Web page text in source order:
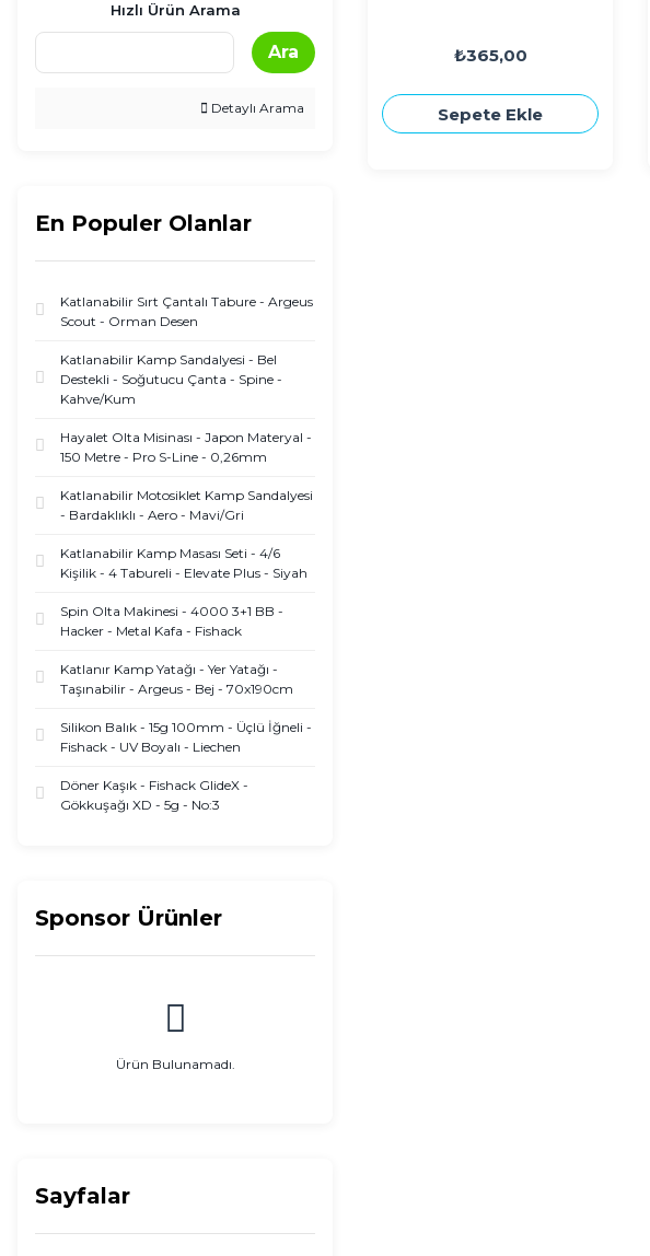
Hızlı Ürün Arama
Ara
Detaylı Arama
En Populer Olanlar
Katlanabilir Sırt Çantalı Tabure - Argeus
Scout - Orman Desen
Katlanabilir Kamp Sandalyesi - Bel
Destekli - Soğutucu Çanta - Spine -
Kahve/Kum
Hayalet Olta Misinası - Japon Materyal -
150 Metre - Pro S-Line - 0,26mm
Katlanabilir Motosiklet Kamp Sandalyesi
- Bardaklıklı - Aero - Mavi/Gri
Katlanabilir Kamp Masası Seti - 4/6
Kişilik - 4 Tabureli - Elevate Plus - Siyah
Spin Olta Makinesi - 4000 3+1 BB -
Hacker - Metal Kafa - Fishack
Katlanır Kamp Yatağı - Yer Yatağı -
Taşınabilir - Argeus - Bej - 70x190cm
Silikon Balık - 15g 100mm - Üçlü İğneli -
Fishack - UV Boyalı - Liechen
Döner Kaşık - Fishack GlideX -
Gökkuşağı XD - 5g - No:3
Sponsor Ürünler
Ürün Bulunamadı.
Sayfalar
₺365,00
Sepete Ekle